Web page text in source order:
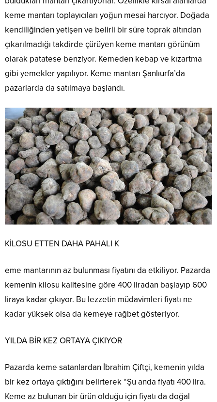
keme mantarı toplayıcıları yoğun mesai harcıyor. Doğada
kendiliğinden yetişen ve belirli bir süre toprak altından
çıkarılmadığı takdirde çürüyen keme mantarı görünüm
olarak patatese benziyor. Kemeden kebap ve kızartma
gibi yemekler yapılıyor. Keme mantarı Şanlıurfa’da
pazarlarda da satılmaya başlandı.
KİLOSU ETTEN DAHA PAHALI K
eme mantarının az bulunması fiyatını da etkiliyor. Pazarda
kemenin kilosu kalitesine göre 400 liradan başlayıp 600
liraya kadar çıkıyor. Bu lezzetin müdavimleri fiyatı ne
kadar yüksek olsa da kemeye rağbet gösteriyor.
YILDA BİR KEZ ORTAYA ÇIKIYOR
Pazarda keme satanlardan İbrahim Çiftçi, kemenin yılda
bir kez ortaya çıktığını belirterek “Şu anda fiyatı 400 lira.
Keme az bulunan bir ürün olduğu için fiyatı da doğal